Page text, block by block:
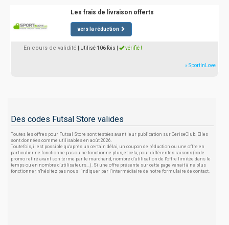
Les frais de livraison offerts
vers la réduction
En cours de validité | Utilisé 106 fois vérifié !
» SportInLove
Des codes Futsal Store valides
Toutes les offres pour Futsal Store sont testées avant leur publication sur CeriseClub. Elles
sont données comme utilisables en août 2026.
Toutefois, il est possible qu'après un certain délai, un coupon de réduction ou une offre en
particulier ne fonctionne pas ou ne fonctionne plus, et cela, pour différentes raisons (code
promo retiré avant son terme par le marchand, nombre d'utilisation de l'offre limitée dans le
temps ou en nombre d'utilisateurs...). Si une offre présente sur cette page venait à ne plus
fonctionner, n'hésitez pas nous l'indiquer par l'intermédiaire de notre formulaire de contact.